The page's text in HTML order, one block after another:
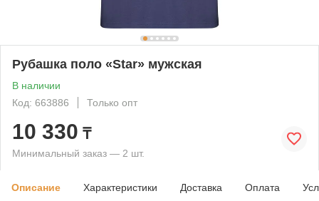
Рубашка поло «Star» мужская
В наличии
Код: 663886
Только опт
10 330 ₸
Минимальный заказ — 2 шт.
Описание Характеристики Доставка Оплата